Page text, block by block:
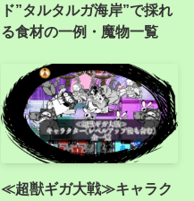
ド”タルタルガ海岸”で採れ
る食材の一例・魔物一覧
≪超獣ギガ大戦≫キャラク